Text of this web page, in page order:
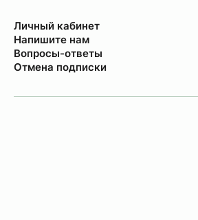
Личный кабинет
Напишите нам
Вопросы-ответы
Отмена подписки